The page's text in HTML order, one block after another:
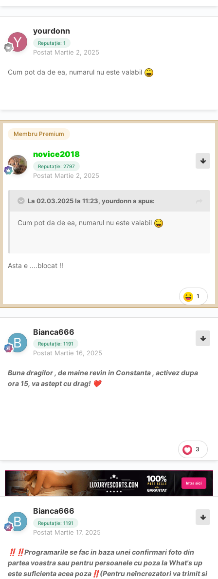
yourdonn
Reputație: 1
Postat Martie 2, 2025
Cum pot da de ea, numarul nu este valabil
Membru Premium
novice2018
Reputație: 2797
Postat Martie 2, 2025
La 02.03.2025 la 11:23, yourdonna spus:
Cum pot da de ea, numarul nu este valabil
Asta e ....blocat !!
1
Bianca666
Reputație: 1191
Postat Martie 16, 2025
Buna dragilor , de maine revin in Constanta , activez dupa
ora 15, va astept cu drag! ❤️
3
Bianca666
Reputație: 1191
Postat Martie 17, 2025
‼️ ‼️Programarile se fac in baza unei confirmari foto din
partea voastra sau pentru persoanele cu poza la What's up
este suficienta acea poza ‼️(Pentru neîncrezatori va trimit si